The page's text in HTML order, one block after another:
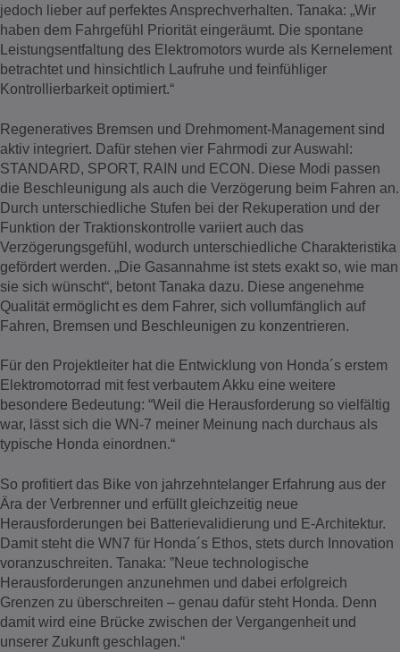
jedoch lieber auf perfektes Ansprechverhalten. Tanaka: „Wir
haben dem Fahrgefühl Priorität eingeräumt. Die spontane
Leistungsentfaltung des Elektromotors wurde als Kernelement
betrachtet und hinsichtlich Laufruhe und feinfühliger
Kontrollierbarkeit optimiert.“
Regeneratives Bremsen und Drehmoment-Management sind
aktiv integriert. Dafür stehen vier Fahrmodi zur Auswahl:
STANDARD, SPORT, RAIN und ECON. Diese Modi passen
die Beschleunigung als auch die Verzögerung beim Fahren an.
Durch unterschiedliche Stufen bei der Rekuperation und der
Funktion der Traktionskontrolle variiert auch das
Verzögerungsgefühl, wodurch unterschiedliche Charakteristika
gefördert werden. „Die Gasannahme ist stets exakt so, wie man
sie sich wünscht“, betont Tanaka dazu. Diese angenehme
Qualität ermöglicht es dem Fahrer, sich vollumfänglich auf
Fahren, Bremsen und Beschleunigen zu konzentrieren.
Für den Projektleiter hat die Entwicklung von Honda´s erstem
Elektromotorrad mit fest verbautem Akku eine weitere
besondere Bedeutung: “Weil die Herausforderung so vielfältig
war, lässt sich die WN-7 meiner Meinung nach durchaus als
typische Honda einordnen.“
So profitiert das Bike von jahrzehntelanger Erfahrung aus der
Ära der Verbrenner und erfüllt gleichzeitig neue
Herausforderungen bei Batterievalidierung und E-Architektur.
Damit steht die WN7 für Honda´s Ethos, stets durch Innovation
voranzuschreiten. Tanaka: ”Neue technologische
Herausforderungen anzunehmen und dabei erfolgreich
Grenzen zu überschreiten – genau dafür steht Honda. Denn
damit wird eine Brücke zwischen der Vergangenheit und
unserer Zukunft geschlagen.“